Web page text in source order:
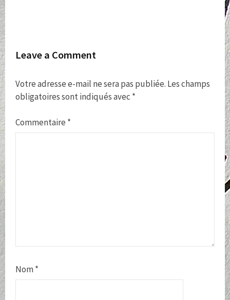
Leave a Comment
Votre adresse e-mail ne sera pas publiée. Les champs
obligatoires sont indiqués avec *
Commentaire *
Nom*